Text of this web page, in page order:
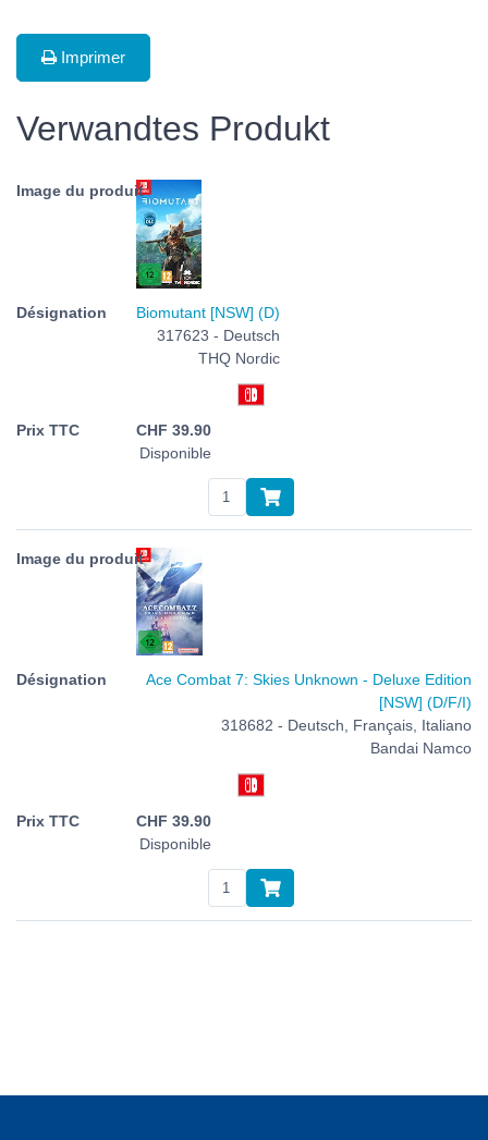
Imprimer
Verwandtes Produkt
Biomutant [NSW] (D)
317623 - Deutsch
THQ Nordic
CHF 39.90
Disponible
Ace Combat 7: Skies Unknown - Deluxe Edition
[NSW] (D/F/I)
318682 - Deutsch, Français, Italiano
Bandai Namco
CHF 39.90
Disponible